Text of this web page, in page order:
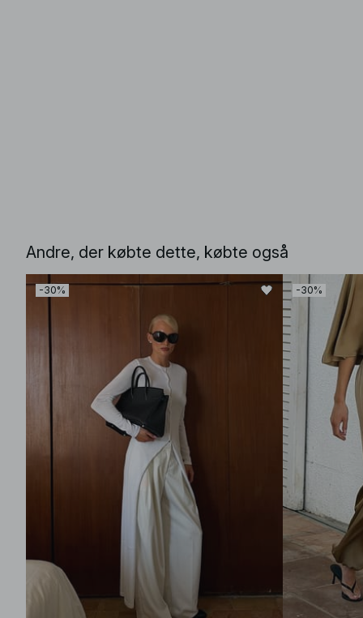
Andre, der købte dette, købte også
-30% -30%